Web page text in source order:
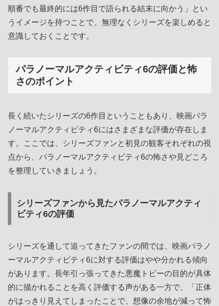
順番でも最終的には6作目で語られる結末に向かう」とい
うイメージを持つことで、無理なくシリーズを楽しめると
意識しておくことです。
パラノーマルアクティビティ6の評価と怖
さのポイント
長く続いたシリーズの6作目ということもあり、映画パラ
ノーマルアクティビティ6にはさまざまな評価が存在しま
す。ここでは、シリーズファンと初見の観客それぞれの視
点から、パラノーマルアクティビティ6の怖さや見どころ
を整理していきましょう。
シリーズファンから見たパラノーマルアクティ
ビティ6の評価
シリーズを通して追ってきたファンの間では、映画パラノ
ーマルアクティビティ6に対する評価はやや分かれる傾向
があります。長年引っ張ってきた悪魔トビーの目的が具体
的に描かれることを高く評価する声がある一方で、「正体
がはっきり見えてしまったことで、想像の余地が減って怖